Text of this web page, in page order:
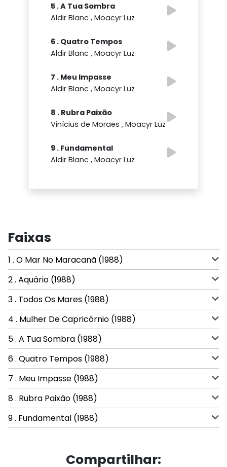
5 . A Tua Sombra
Aldir Blanc , Moacyr Luz
6 . Quatro Tempos
Aldir Blanc , Moacyr Luz
7 . Meu Impasse
Aldir Blanc , Moacyr Luz
8 . Rubra Paixão
Vinícius de Moraes , Moacyr Luz
9 . Fundamental
Aldir Blanc , Moacyr Luz
Faixas
1 . O Mar No Maracanã (1988)
2 . Aquário (1988)
3 . Todos Os Mares (1988)
4 . Mulher De Capricórnio (1988)
5 . A Tua Sombra (1988)
6 . Quatro Tempos (1988)
7 . Meu Impasse (1988)
8 . Rubra Paixão (1988)
9 . Fundamental (1988)
Compartilhar: